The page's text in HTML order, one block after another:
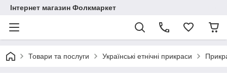
Інтернет магазин Фолкмаркет
Товари та послуги Українські етнічні прикраси